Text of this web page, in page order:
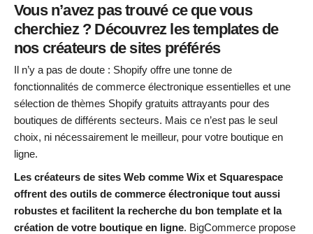
Vous n’avez pas trouvé ce que vous
cherchiez ? Découvrez les templates de
nos créateurs de sites préférés
Il n’y a pas de doute : Shopify offre une tonne de
fonctionnalités de commerce électronique essentielles et une
sélection de thèmes Shopify gratuits attrayants pour des
boutiques de différents secteurs. Mais ce n’est pas le seul
choix, ni nécessairement le meilleur, pour votre boutique en
ligne.
Les créateurs de sites Web comme Wix et Squarespace
offrent des outils de commerce électronique tout aussi
robustes et facilitent la recherche du bon template et la
création de votre boutique en ligne. BigCommerce propose